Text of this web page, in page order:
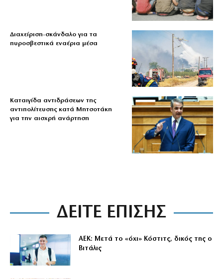
Διαχείριση-σκάνδαλο για τα
πυροσβεστικά εναέρια μέσα
Καταιγίδα αντιδράσεων της
αντιπολίτευσης κατά Μητσοτάκη
για την αισχρή ανάρτηση
ΔΕΙΤΕ ΕΠΙΣΗΣ
ΑΕΚ: Μετά το «όχι» Κόστιτς, δικός της ο
Βιτάλις